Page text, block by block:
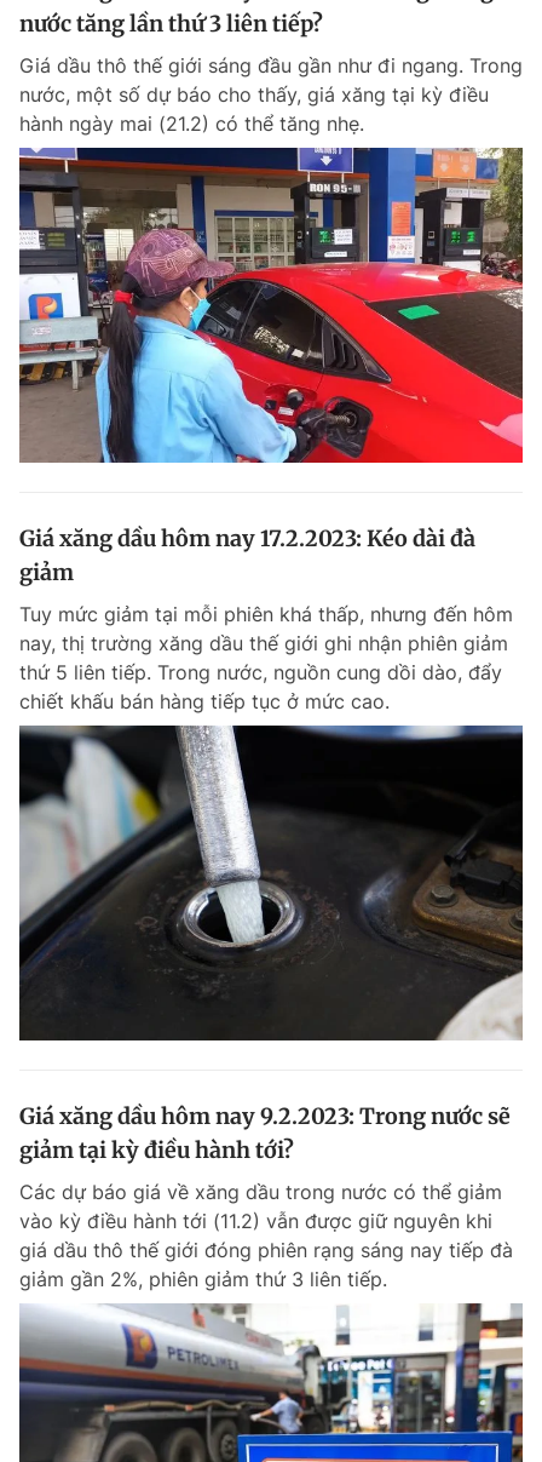
nước tăng lần thứ 3 liên tiếp?
Giá dầu thô thế giới sáng đầu gần như đi ngang. Trong
nước, một số dự báo cho thấy, giá xăng tại kỳ điều
hành ngày mai (21.2) có thể tăng nhẹ.
Giá xăng dầu hôm nay 17.2.2023: Kéo dài đà
giảm
Tuy mức giảm tại mỗi phiên khá thấp, nhưng đến hôm
nay, thị trường xăng dầu thế giới ghi nhận phiên giảm
thứ 5 liên tiếp. Trong nước, nguồn cung dồi dào, đẩy
chiết khấu bán hàng tiếp tục ở mức cao.
Giá xăng dầu hôm nay 9.2.2023: Trong nước sẽ
giảm tại kỳ điều hành tới?
Các dự báo giá về xăng dầu trong nước có thể giảm
vào kỳ điều hành tới (11.2) vẫn được giữ nguyên khi
giá dầu thô thế giới đóng phiên rạng sáng nay tiếp đà
giảm gần 2%, phiên giảm thứ 3 liên tiếp.